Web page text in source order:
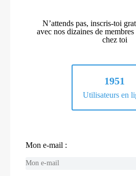
N’attends pas, inscris-toi
avec nos dizaines de
chez toi
1951
Utilisateurs en
Mon e-mail :